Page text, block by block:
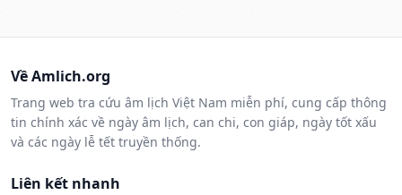
Về Amlich.org
Trang web tra cứu âm lịch Việt Nam miễn phí, cung cấp thông
tin chính xác về ngày âm lịch, can chi, con giáp, ngày tốt xấu
và các ngày lễ tết truyền thống.
Liên kết nhanh